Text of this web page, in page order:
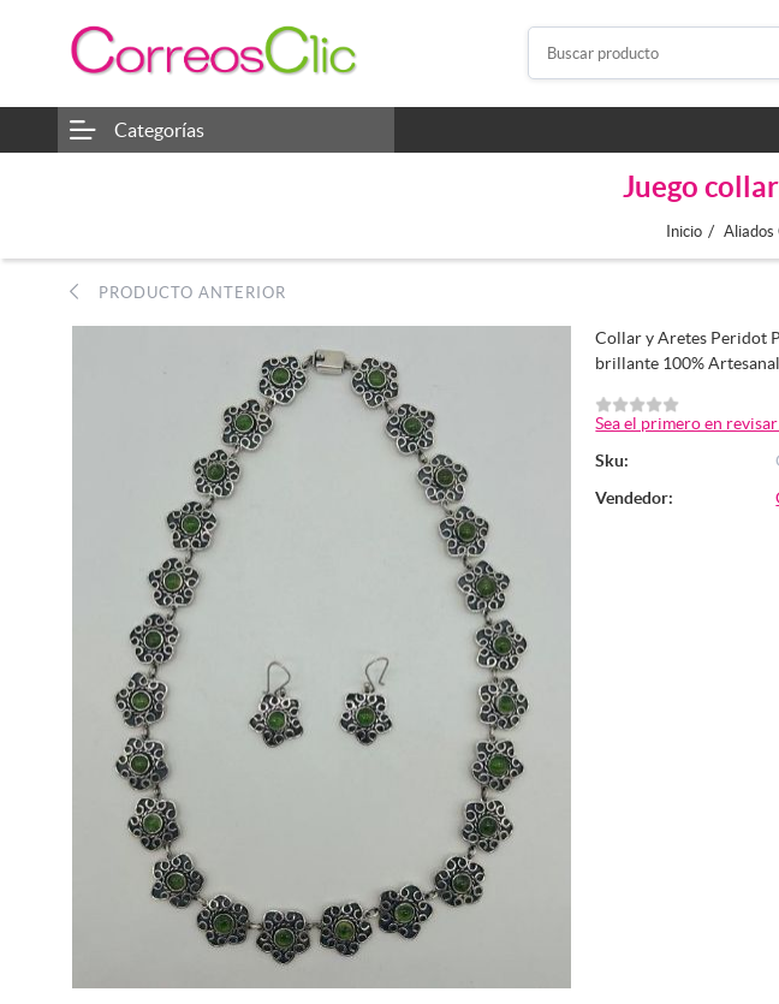
Categorías
Juego
Inicio / Aliados
PRODUCTO ANTERIOR
Collar y Aretes Peridot
brillante 100% Artesanal
Sea el primero en
Sku:
Vendedor: